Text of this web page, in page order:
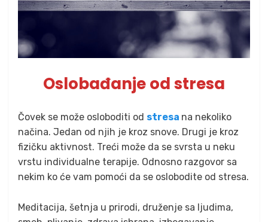
Oslobađanje od stresa
Čovek se može osloboditi od stresa na nekoliko
načina. Jedan od njih je kroz snove. Drugi je kroz
fizičku aktivnost. Treći može da se svrsta u neku
vrstu individualne terapije. Odnosno razgovor sa
nekim ko će vam pomoći da se oslobodite od stresa.
Meditacija, šetnja u prirodi, druženje sa ljudima,